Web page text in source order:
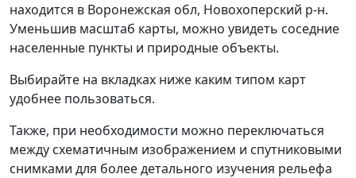
находится в Воронежская обл, Новохоперский р-н.
Уменьшив масштаб карты, можно увидеть соседние
населенные пункты и природные объекты.
Выбирайте на вкладках ниже каким типом карт
удобнее пользоваться.
Также, при необходимости можно переключаться
между схематичным изображением и спутниковыми
снимками для более детального изучения рельефа